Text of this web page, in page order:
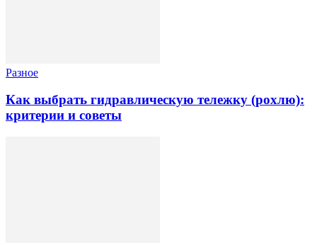
Разное
Как выбрать гидравлическую тележку (рохлю):
критерии и советы